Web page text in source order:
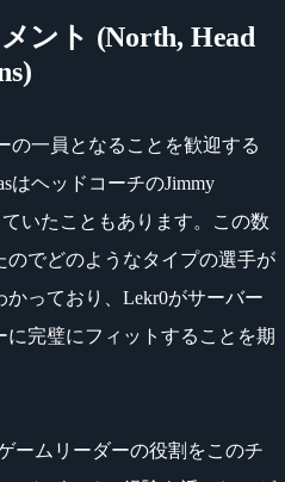
ント (North, Head
の一員となることを歓迎する
はヘッドコーチのJimmy
ていたこともあります。この数
でどのようなタイプの選手が
っており、Lekr0がサーバー
完璧にフィットすることを期
ームリーダーの役割をこのチ